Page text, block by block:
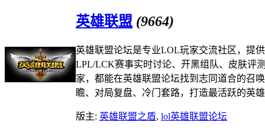
英雄联盟 (9664)
英雄联盟论坛是专业LOL玩家交流社区，提
LPL/LCK赛事实时讨论、开黑组队、皮肤评
家，都能在英雄联盟论坛找到志同道合的召
瞻、对局复盘、冷门套路，打造最活跃的英
版主: 英雄联盟之盾, lol英雄联盟论坛